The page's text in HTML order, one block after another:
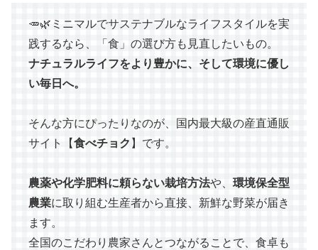
🥕🌿ミニマルでサステナブルなライフスタイルを実
践するなら、「食」の選び方も見直したいもの。
ナチュラルライフをより豊かに、そして環境に優し
い毎日へ。
そんな方にぴったりなのが、国内最大級の産直通販
サイト【食べチョク 】です。
農薬や化学肥料に頼らない栽培方法や、 環境保全型
農業に取り組む生産者から直接、新鮮な野菜が届き
ます。
全国のこだわり農家さんとつながることで、食卓も